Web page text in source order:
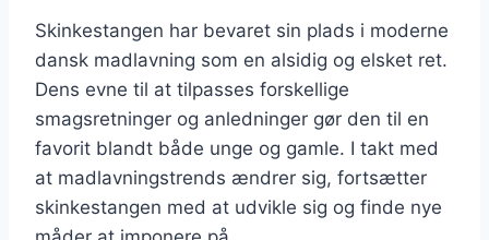
Skinkestangen har bevaret sin plads i moderne
dansk madlavning som en alsidig og elsket ret.
Dens evne til at tilpasses forskellige
smagsretninger og anledninger gør den til en
favorit blandt både unge og gamle. I takt med
at madlavningstrends ændrer sig, fortsætter
skinkestangen med at udvikle sig og finde nye